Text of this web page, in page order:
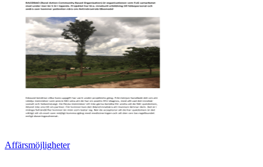
Affärsmöjligheter